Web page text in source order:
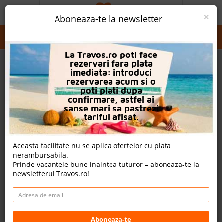
Germania
PROMO
CAUTA REZERVARE
OFERTA PERSONALIZATA
DESPRE NOI
LOGIN
CAZARE
CHARTER AVION
CAZARE + AUTOCAR
CONTACT
×
Aboneaza-te la newsletter
La Travos.ro poti face
rezervari fara plata
imediata: introduci
rezervarea acum si o
poti plati dupa
confirmare, astfel ai
sanse mari sa pastrezi
tariful afisat.
Aceasta facilitate nu se aplica ofertelor cu plata
nerambursabila.
Prinde vacantele bune inaintea tuturor – aboneaza-te la
newsletterul Travos.ro!
Aboneaza-te